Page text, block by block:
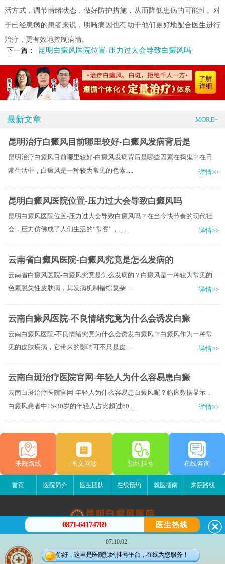
活方式，调节情绪状态，做好防护措施，从而降低患病的可能性。对
于已经患病的患者来说，明晰病因也有助于他们更好地配合医生进行
治疗，更有效地控制病情。
下一篇：
昆明白癜风医院位置-压力过大会导致白癜风吗
最新文章 MORE+
昆明治疗白癜风目前哪里较好-白癜风发病背后是
昆明治疗白癜风目前哪里较好-白癜风发病背后是哪些因素在捣鬼？在日
常生活中，白癜风是一种较为常见的色素.....
详情>>
昆明白癜风医院位置-压力过大会导致白癜风吗
昆明白癜风医院位置-压力过大会导致白癜风吗？在当今快节奏的现代社
会，压力仿佛成了人们生活的“常客”，.....
详情>>
云南省白癜风医院-白癜风究竟是怎么发病的
云南省白癜风医院-白癜风究竟是怎么发病的？白癜风是一种较为常见的
色素脱失性皮肤病，其发病机制错综复杂.....
详情>>
云南白癜风医院-不良情绪究竟为什么会诱发白癜
云南白癜风医院-不良情绪究竟为什么会诱发白癜风？白癜风作为一种常
见的皮肤疾病，它带来的影响可不只是皮.....
详情>>
云南白斑治疗医院官网-年轻人为什么容易患白癜
云南白斑治疗医院官网-年轻人为什么容易患白癜风呢？临床数据显示，
白癜风患者中15-30岁的年轻人占比超过60.....
详情>>
来院路线 图文问诊 预约挂号 在线咨询
首页 医院简介 医生团队 在线预约 就医指南 来院路线
昆明白癜风医院
昆明市五华区护国路2号
版权所有：昆明白癜风医院
0871-64174769 医生热线
07:10:02
你好，这里是医院预约挂号平台，在线为您服务！